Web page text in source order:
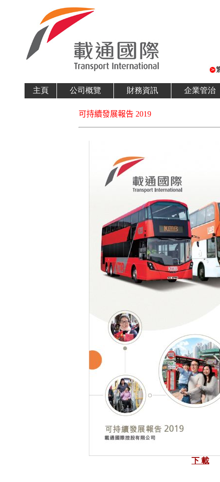
主頁 公司概覽 財務資訊 企業管治
可持續發展報告 2019
下 載